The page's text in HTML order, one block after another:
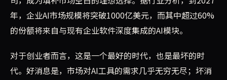
年，企业AI市场规模将突破1000亿美元，而其中超过60%
的份额将来自与现有企业软件深度集成的AI模块。
对于创业者而言，这是一个最好的时代，也是最坏的时
代。好消息是，市场对AI工具的需求几乎无穷无尽；坏消